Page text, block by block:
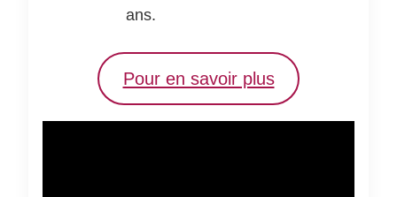
ans.
Pour en savoir plus